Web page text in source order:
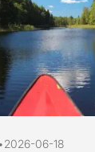
•2026-06-18